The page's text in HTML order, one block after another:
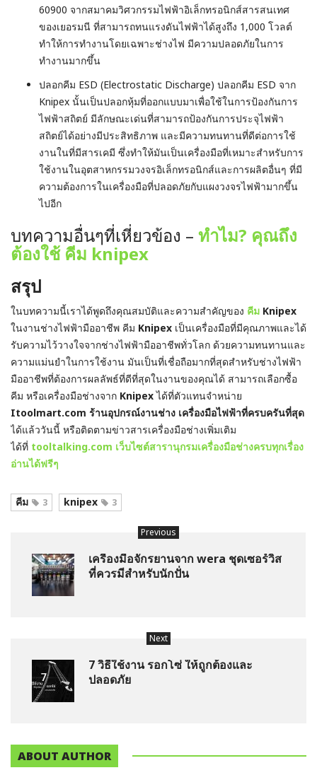
60900 จากสมาคมวิศวกรรมไฟฟ้าอิเล็กทรอนิกส์สารสนเทศ
ของเยอรมนี ที่สามารถทนแรงดันไฟฟ้าได้สูงถึง 1,000 โวลต์
ทำให้การทำงานโดยเฉพาะช่างไฟ มีความปลอดภัยในการ
ทำงานมากขึ้น
ปลอกคีม ESD (Electrostatic Discharge) ปลอกคีม ESD จาก
Knipex นั้นเป็นปลอกหุ้มที่ออกแบบมาเพื่อใช้ในการป้องกันการ
ไฟฟ้าสถิตย์ มีลักษณะเด่นที่สามารถป้องกันการประจุไฟฟ้า
สถิตย์ได้อย่างมีประสิทธิภาพ และมีความทนทานที่ดีต่อการใช้
งานในที่มีสารเคมี ซึ่งทำให้มันเป็นเครื่องมือที่เหมาะสำหรับการ
ใช้งานในอุตสาหกรรมวงจรอิเล็กทรอนิกส์และการผลิตอื่นๆ ที่มี
ความต้องการในเครื่องมือที่ปลอดภัยกับแผงวงจรไฟฟ้ามากขึ้น
ไปอีก
บทความอื่นๆที่เหี่ยวข้อง – ทำไม? คุณถึง
ต้องใช้ คีม knipex
สรุป
ในบทความนี้เราได้พูดถึงคุณสมบัติและความสำคัญของ คีม Knipex
ในงานช่างไฟฟ้ามืออาชีพ คีม Knipex เป็นเครื่องมือที่มีคุณภาพและได้
รับความไว้วางใจจากช่างไฟฟ้ามืออาชีพทั่วโลก ด้วยความทนทานและ
ความแม่นยำในการใช้งาน มันเป็นที่เชื่อถือมากที่สุดสำหรับช่างไฟฟ้า
มืออาชีพที่ต้องการผลลัพธ์ที่ดีที่สุดในงานของคุณได้ สามารถเลือกซื้อ
คีม หรือเครื่องมือช่างจาก Knipexได้ที่ตัวแทนจำหน่าย
Itoolmart.com ร้านอุปกรณ์งานช่าง เครื่องมือไฟฟ้าที่ครบครันที่สุด
ได้แล้ววันนี้ หรือติดตามข่าวสารเครื่องมือช่างเพิ่มเติม
ได้ที่ tooltalking.com เว็บไซต์สารานุกรมเครื่องมือช่างครบทุกเรื่อง
อ่านได้ฟรีๆ
คีม 3 knipex 3
Previous
เครื่องมือจักรยานจาก wera ชุดเซอร์วิส
ที่ควรมีสำหรับนักปั่น
Next
7 วิธีใช้งาน รอกโซ่ ให้ถูกต้องและ
ปลอดภัย
ABOUT AUTHOR